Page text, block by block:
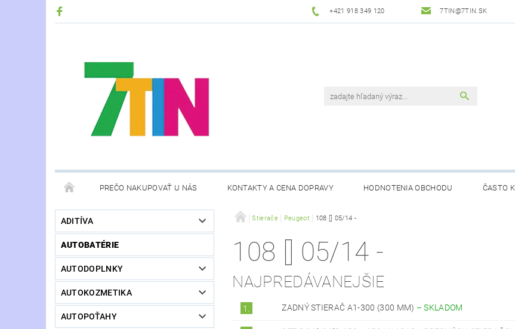
+421 918 349 120 7TIN@7TIN.SK
PREČO NAKUPOVAŤ U NÁS KONTAKTY A CENA DOPRAVY HODNOTENIA OBCHODU ČASTO
ADITÍVA
AUTOBATÉRIE
AUTODOPLNKY
AUTOKOZMETIKA
AUTOPOŤAHY
Stierače Peugeot 108 [] 05/14 -
108 [] 05/14 -
NAJPREDÁVANEJŠIE
1. ZADNÝ STIERAČ A1-300 (300 MM) –SKLADOM